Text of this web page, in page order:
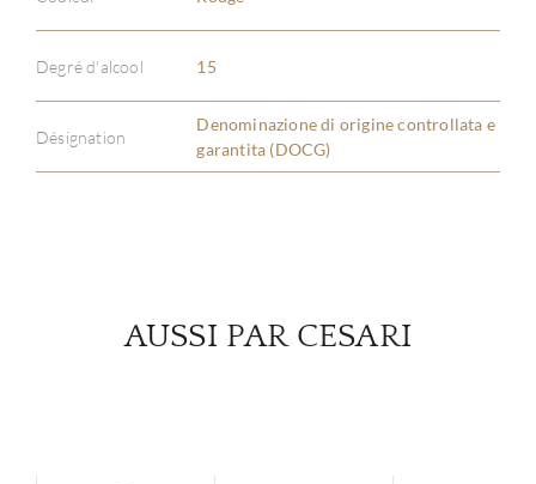
Degré d'alcool 15
Désignation
Denominazione di origine controllata e
garantita (DOCG)
AUSSI PAR CESARI